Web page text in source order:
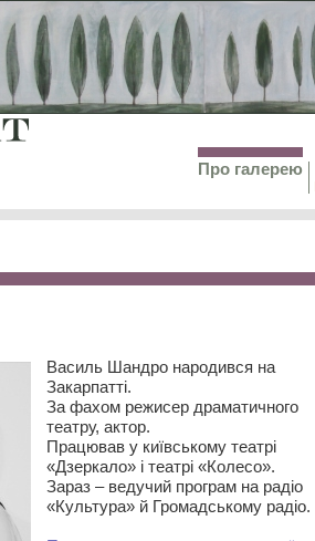
Про галерею
Василь Шандро народився на
Закарпатті.
За фахом режисер драматичного
театру, актор.
Працював у київському театрі
«Дзеркало» і театрі «Колесо».
Зараз – ведучий програм на радіо
«Культура» й Громадському радіо.